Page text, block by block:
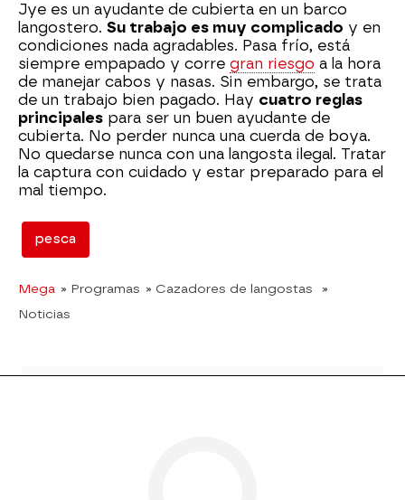
Jye es un ayudante de cubierta en un barco
langostero. Su trabajo es muy complicado y en
condiciones nada agradables. Pasa frío, está
siempre empapado y corre gran riesgo a la hora
de manejar cabos y nasas. Sin embargo, se trata
de un trabajo bien pagado. Hay cuatro reglas
principales para ser un buen ayudante de
cubierta. No perder nunca una cuerda de boya.
No quedarse nunca con una langosta ilegal. Tratar
la captura con cuidado y estar preparado para el
mal tiempo.
pesca
Mega » Programas » Cazadores de langostas
»
Noticias